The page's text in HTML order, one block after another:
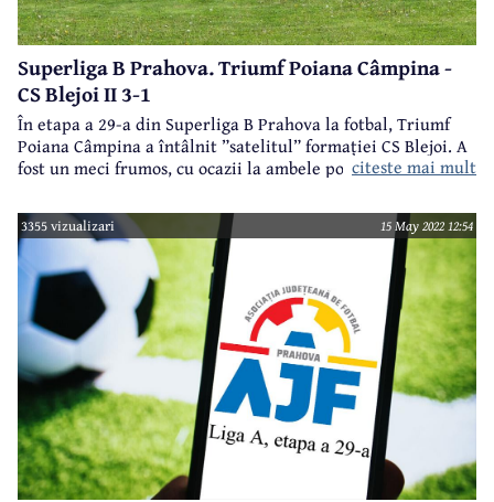
Superliga B Prahova. Triumf Poiana Câmpina -
CS Blejoi II 3-1
În etapa a 29-a din Superliga B Prahova la fotbal, Triumf
Poiana Câmpina a întâlnit ”satelitul” formației CS Blejoi. A
fost un meci frumos, cu ocazii la ambele porți, poienarii
superioritate, precum și un jucător în zi de grație - Alexe,
care a reușit toate cele trei goluri ale formației sale, în
minutele 17, 35 și 56, în vreme ce pentru oaspeți a punctat
Mosor, în minutul 24.
citeste mai mult
3355 vizualizari 15 May 2022 12:54